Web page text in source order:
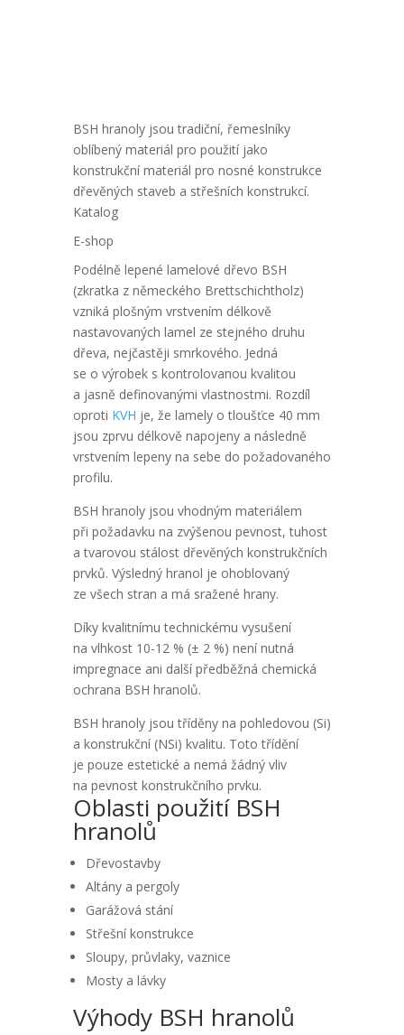
BSH hranoly jsou tradiční, řemeslníky
oblíbený materiál pro použití jako
konstrukční materiál pro nosné konstrukce
dřevěných staveb a střešních konstrukcí.
Katalog
E-shop
Podélně lepené lamelové dřevo BSH
(zkratka z německého Brettschichtholz)
vzniká plošným vrstvením délkově
nastavovaných lamel ze stejného druhu
dřeva, nejčastěji smrkového. Jedná
se o výrobek s kontrolovanou kvalitou
a jasně definovanými vlastnostmi. Rozdíl
oproti KVH je, že lamely o tloušťce 40 mm
jsou zprvu délkově napojeny a následně
vrstvením lepeny na sebe do požadovaného
profilu.
BSH hranoly jsou vhodným materiálem
při požadavku na zvýšenou pevnost, tuhost
a tvarovou stálost dřevěných konstrukčních
prvků. Výsledný hranol je ohoblovaný
ze všech stran a má sražené hrany.
Díky kvalitnímu technickému vysušení
na vlhkost 10-12 % (± 2 %) není nutná
impregnace ani další předběžná chemická
ochrana BSH hranolů.
BSH hranoly jsou tříděny na pohledovou (Si)
a konstrukční (NSi) kvalitu. Toto třídění
je pouze estetické a nemá žádný vliv
na pevnost konstrukčního prvku.
Oblasti použití BSH
hranolů
Dřevostavby
Altány a pergoly
Garážová stání
Střešní konstrukce
Sloupy, průvlaky, vaznice
Mosty a lávky
Výhody BSH hranolů